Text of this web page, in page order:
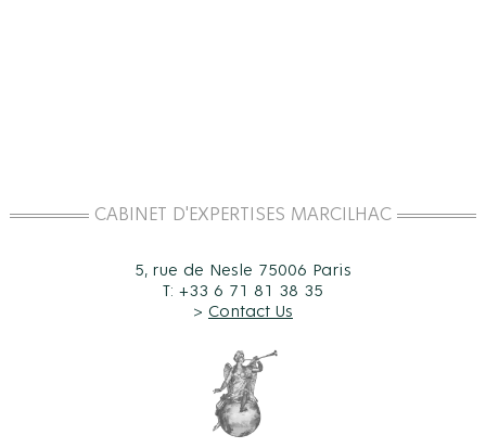
CABINET D'EXPERTISES MARCILHAC
5, rue de Nesle 75006 Paris
T: +33 6 71 81 38 35
> Contact Us